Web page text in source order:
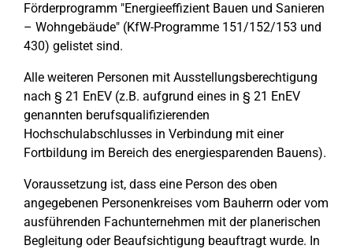
Förderprogramm "Energieeffizient Bauen und Sanieren
– Wohngebäude" (KfW-Programme 151/152/153 und
430) gelistet sind.
Alle weiteren Personen mit Ausstellungsberechtigung
nach § 21 EnEV (z.B. aufgrund eines in § 21 EnEV
genannten berufsqualifizierenden
Hochschulabschlusses in Verbindung mit einer
Fortbildung im Bereich des energiesparenden Bauens).
Voraussetzung ist, dass eine Person des oben
angegebenen Personenkreises vom Bauherrn oder vom
ausführenden Fachunternehmen mit der planerischen
Begleitung oder Beaufsichtigung beauftragt wurde. In